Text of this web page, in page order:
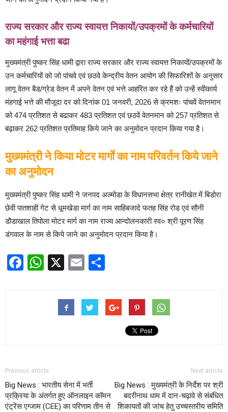
राज्य सरकार और राज्य स्वायत्त निकायों/उपक्रमों के कर्मचारियों
का महंगाई भत्ता बढा
मुख्यमंत्री पुष्कर सिंह धामी द्वारा राज्य सरकार और राज्य स्वायत्त निकायों/उपक्रमों के
उन कर्मचारियों को जो पांचवे एवं छठवे केन्द्रीय वेतन आयोग की सिफारिशों के अनुसार
लागू वेतन बैड/ग्रेड वेतन में अपने वेतन एवं भत्ते आहरित कर रहे हैं को उन्हें स्वीकार्य
मंहगाई भत्ते की मौजूदा दर को दिनांक 01 जनवरी, 2026 से क्रमशः पांचवें वेतनमान
को 474 प्रतिशत से बढाकर 483 प्रतिशत एवं छठवें वेतनमान को 257 प्रतिशत से
बढ़ाकर 262 प्रतिशत प्रतिमाह किये जाने का अनुमोदन प्रदान किया गया है।
मुख्यमंत्री ने किया मोटर मार्गाे का नाम परिवर्तन किये जाने
का अनुमोदन
मुख्यमंत्री पुष्कर सिंह धामी ने जनपद अल्मोडा के विधानसभा क्षेत्र रानीखेत में बिडोरा
छेवी पातशाही गेट से धूमखेडा मार्ग का नाम साहिबजादे फतह सिंह रोड एवं सौनी
डौडाखाल तिपोला मोटर मार्ग का नाम राज्य आन्दोलनकारी स्व० श्री पूरण सिंह
डंगवाल के नाम से किये जाने का अनुमोदन प्रदान किया है।
Facebook
WhatsApp
X Email
Previous article
Big News : भारतीय सेना में भर्ती
प्रक्रिया के अंतर्गत हुए ऑनलाइन कॉमन
एंट्रेंस एग्जाम (CEE) का परिणाम तीन से
Next article
Big News : मुख्यमंत्री के निर्देश पर श्री
बदरीनाथ धाम में दान-चढ़ावे से संबंधित
शिकायतों की जांच हेतु उच्चस्तरीय समिति